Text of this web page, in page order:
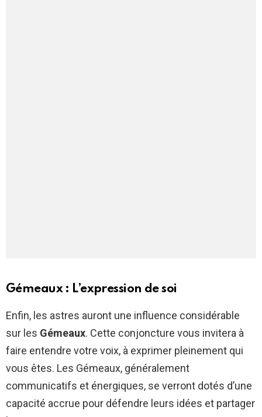
Gémeaux : L’expression de soi
Enfin, les astres auront une influence considérable
sur les Gémeaux. Cette conjoncture vous invitera à
faire entendre votre voix, à exprimer pleinement qui
vous êtes. Les Gémeaux, généralement
communicatifs et énergiques, se verront dotés d’une
capacité accrue pour défendre leurs idées et partager